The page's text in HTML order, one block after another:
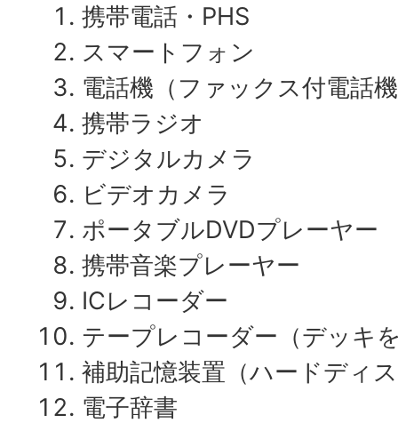
携帯電話・PHS
スマートフォン
電話機（ファックス付電話
携帯ラジオ
デジタルカメラ
ビデオカメラ
ポータブルDVDプレーヤー
携帯音楽プレーヤー
ICレコーダー
テープレコーダー（デッキ
補助記憶装置（ハードディ
電子辞書